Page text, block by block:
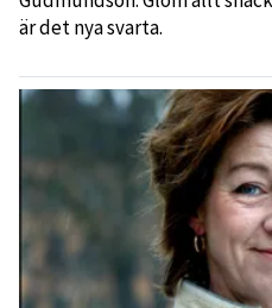
är det nya svarta.